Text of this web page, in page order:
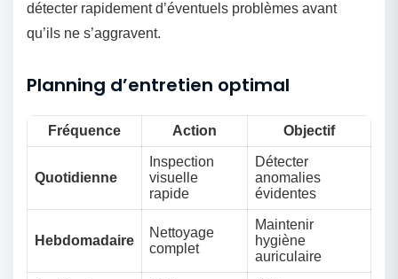
détecter rapidement d’éventuels problèmes avant
qu’ils ne s’aggravent.
Planning d’entretien optimal
Fréquence Action Objectif
Quotidienne
Inspection
visuelle
rapide
Détecter
anomalies
évidentes
Hebdomadaire
Nettoyage
complet
Maintenir
hygiène
auriculaire